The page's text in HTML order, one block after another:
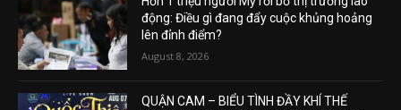
động: Điều gì đang đẩy cuộc khủng hoảng
lên đỉnh điểm?
August 8, 2026
QUẬN CAM – BIỂU TÌNH ĐẦY KHÍ THẾ